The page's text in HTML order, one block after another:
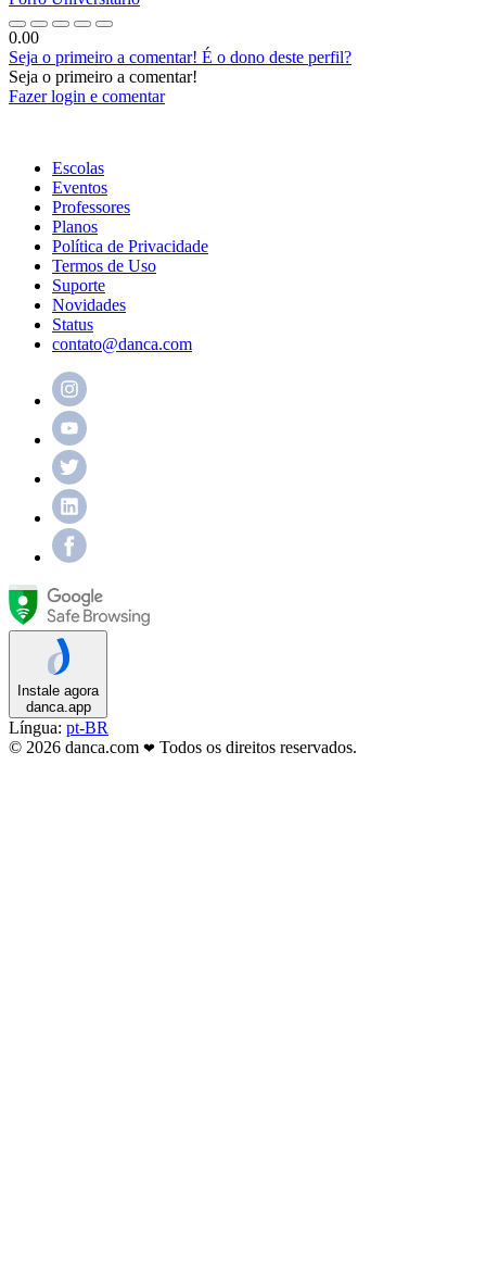
0.00
Seja o primeiro a comentar! É o dono deste perfil?
Seja o primeiro a comentar!
Fazer login e comentar
Escolas
Eventos
Professores
Planos
Política de Privacidade
Termos de Uso
Suporte
Novidades
Status
contato@danca.com
Instale agora
danca.app
Língua: pt-BR
© 2026 danca.com ❤ Todos os direitos reservados.